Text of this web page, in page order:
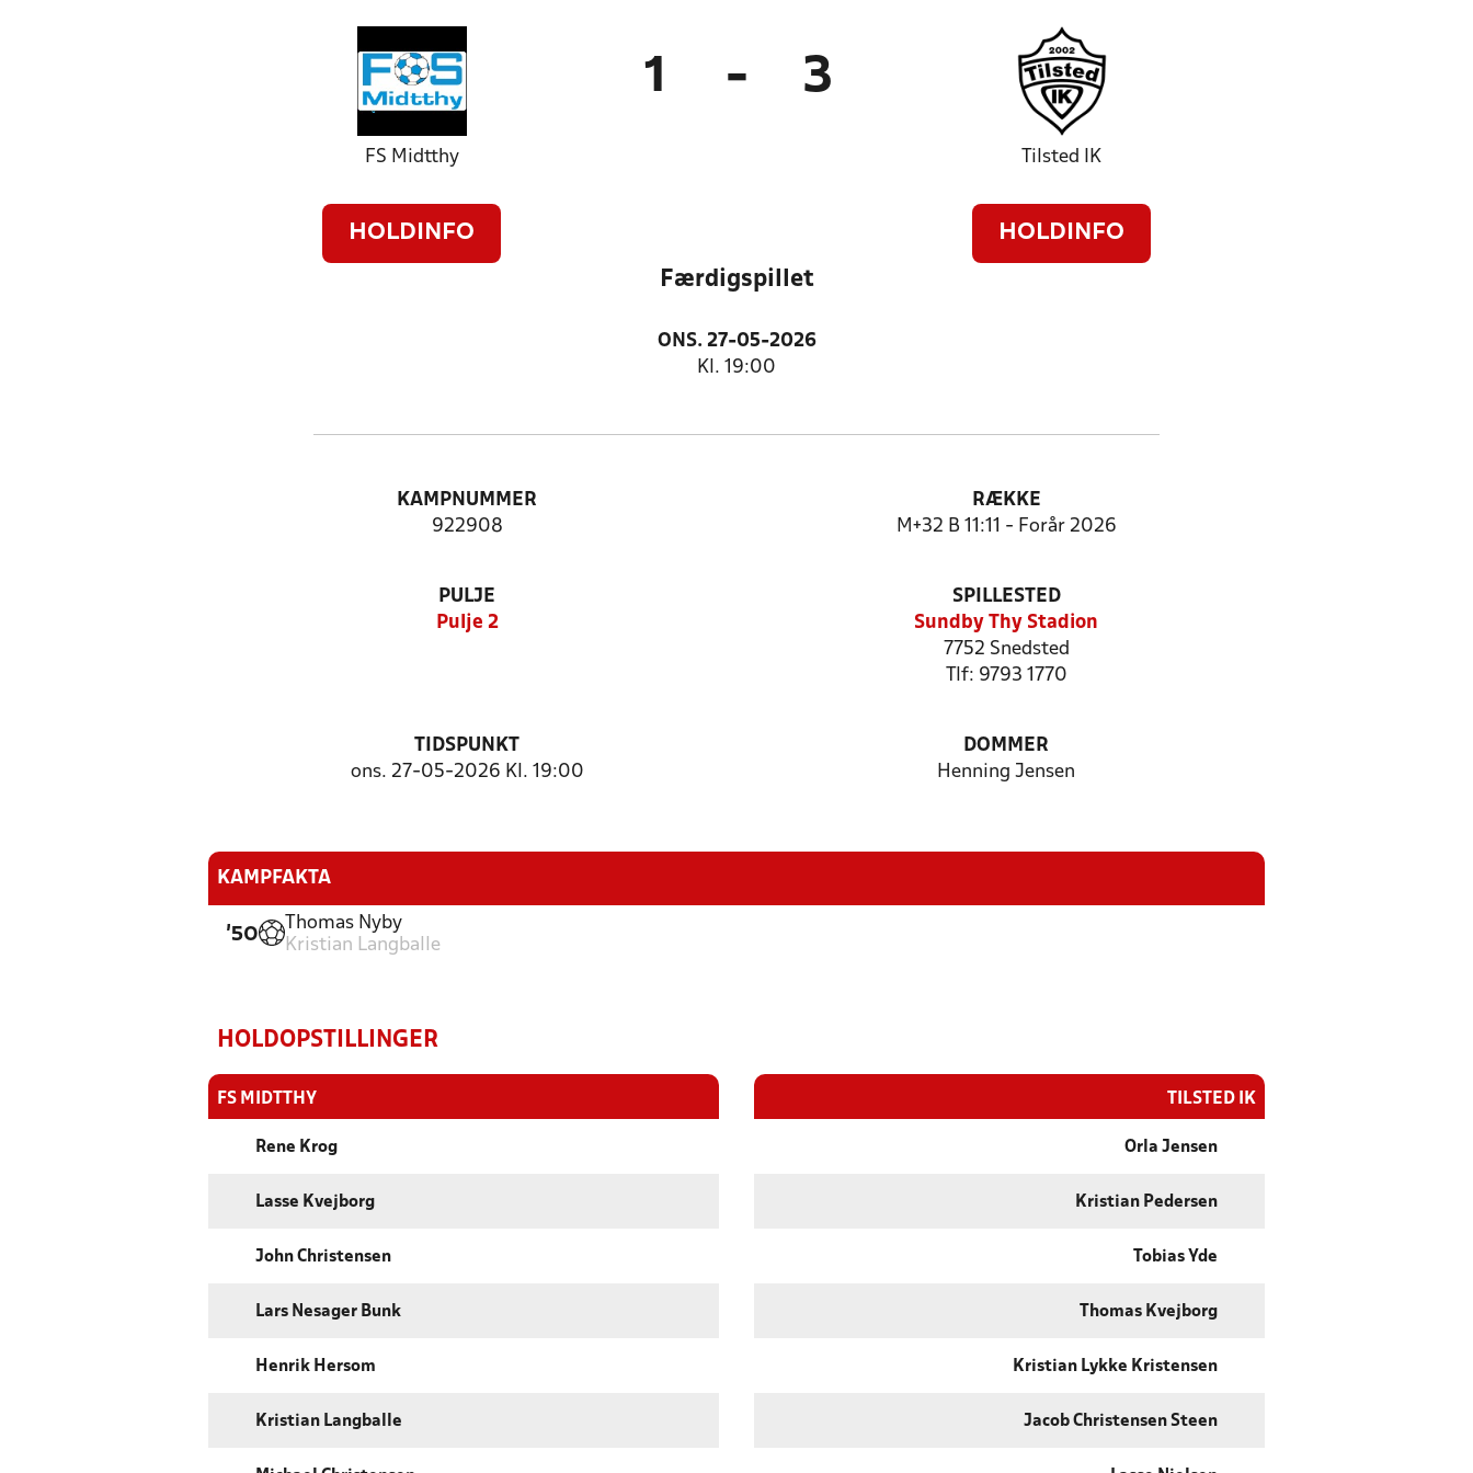
FS Midtthy
HOLDINFO
1 - 3
Tilsted IK
HOLDINFO
Færdigspillet
ONS. 27-05-2026
Kl. 19:00
KAMPNUMMER
922908
RÆKKE
M+32 B 11:11 - Forår 2026
PULJE
Pulje 2
SPILLESTED
Sundby Thy Stadion
7752 Snedsted
Tlf: 9793 1770
TIDSPUNKT
ons. 27-05-2026 Kl. 19:00
DOMMER
Henning Jensen
KAMPFAKTA
'50
Thomas Nyby
Kristian Langballe
HOLDOPSTILLINGER
FS MIDTTHY
Rene Krog
Lasse Kvejborg
John Christensen
Lars Nesager Bunk
Henrik Hersom
Kristian Langballe
TILSTED IK
Orla Jensen
Kristian Pedersen
Tobias Yde
Thomas Kvejborg
Kristian Lykke Kristensen
Jacob Christensen Steen